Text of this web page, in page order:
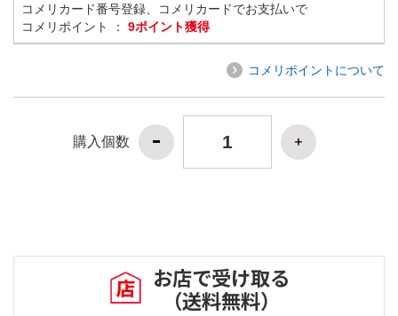
コメリカード番号登録、コメリカードでお支払いで
コメリポイント ： 9ポイント獲得
コメリポイントについて
購入個数
お店で受け取る
（送料無料）